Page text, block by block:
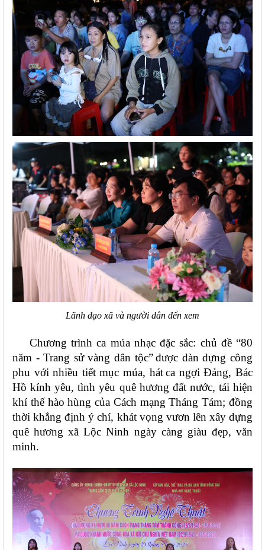
Lãnh đạo xã và người dân đến xem
Chương trình ca múa nhạc đặcsắc: chủ đề “80
năm - Trang sử vàng dân tộc” được dàn dựng công
phu với nhiều tiết mục múa, hát ca ngợi Đảng, Bác
Hồ kính yêu, tình yêu quê hương đất nước, tái hiện
khí thế hào hùng của Cách mạng Tháng Tám; đồng
thời khẳng định ý chí, khát vọng vươn lên xây dựng
quê hương xã Lộc Ninh ngày càng giàu đẹp, văn
minh.